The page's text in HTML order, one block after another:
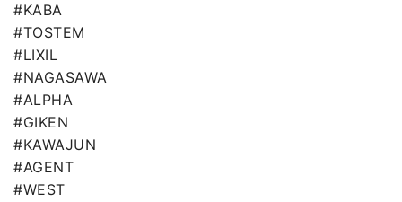
#KABA
#TOSTEM
#LIXIL
#NAGASAWA
#ALPHA
#GIKEN
#KAWAJUN
#AGENT
#WEST